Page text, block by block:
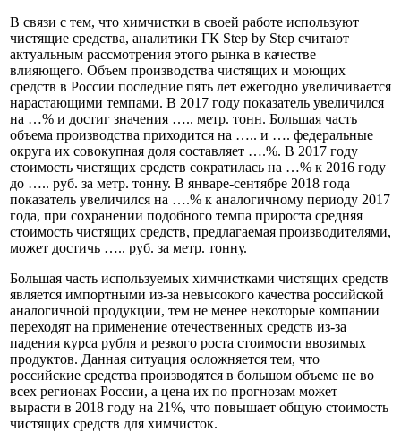
В связи с тем, что химчистки в своей работе используют
чистящие средства, аналитики ГК Step by Step считают
актуальным рассмотрения этого рынка в качестве
влияющего. Объем производства чистящих и моющих
средств в России последние пять лет ежегодно увеличивается
нарастающими темпами. В 2017 году показатель увеличился
на …% и достиг значения ….. метр. тонн. Большая часть
объема производства приходится на ….. и …. федеральные
округа их совокупная доля составляет ….%. В 2017 году
стоимость чистящих средств сократилась на …% к 2016 году
до ….. руб. за метр. тонну. В январе-сентябре 2018 года
показатель увеличился на ….% к аналогичному периоду 2017
года, при сохранении подобного темпа прироста средняя
стоимость чистящих средств, предлагаемая производителями,
может достичь ….. руб. за метр. тонну.
Большая часть используемых химчистками чистящих средств
является импортными из-за невысокого качества российской
аналогичной продукции, тем не менее некоторые компании
переходят на применение отечественных средств из-за
падения курса рубля и резкого роста стоимости ввозимых
продуктов. Данная ситуация осложняется тем, что
российские средства производятся в большом объеме не во
всех регионах России, а цена их по прогнозам может
вырасти в 2018 году на 21%, что повышает общую стоимость
чистящих средств для химчисток.